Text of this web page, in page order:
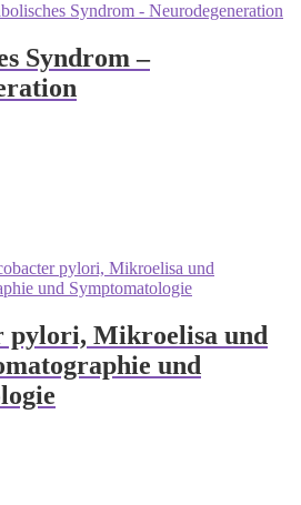
Syndrom –
pylori, Mikroelisa und
und